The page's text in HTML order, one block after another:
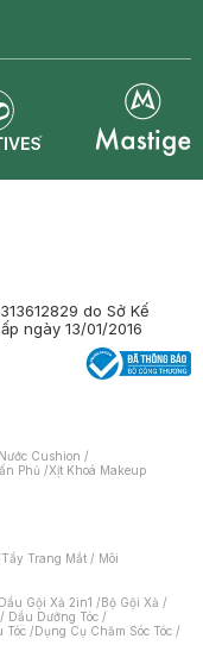
do Sở Kế
ngày 13/01/2016
Cushion /
Phủ /Xịt Khoá Makeup
Tẩy Trang Mắt / Môi
Dầu Gội Xả 2in1 /Bộ Gội Xả /
Dầu Dưỡng Tóc /
Tóc /Dụng Cụ Chăm Sóc Tóc /